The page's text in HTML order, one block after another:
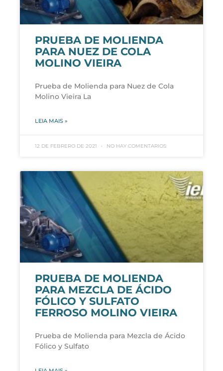
PRUEBA DE MOLIENDA
PARA NUEZ DE COLA
MOLINO VIEIRA
Prueba de Molienda para Nuez de Cola
Molino Vieira La
LEIA MAIS »
12 DE FEBRERO DE 2021 NO HAY COMENTARIOS
PRUEBA DE MOLIENDA
PARA MEZCLA DE ÁCIDO
FÓLICO Y SULFATO
FERROSO MOLINO VIEIRA
Prueba de Molienda para Mezcla de Ácido
Fólico y Sulfato